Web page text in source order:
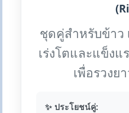
ชุดคู่สำหรับข้าว
เร่งโตและแข็งแ
เพื่อรวงย
✨ ประโยชน์คู่: